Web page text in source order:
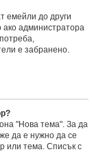
емейли до други
администратора
е забранено.
"Нова тема". За да
да е нужно да се
или тема. Списък с